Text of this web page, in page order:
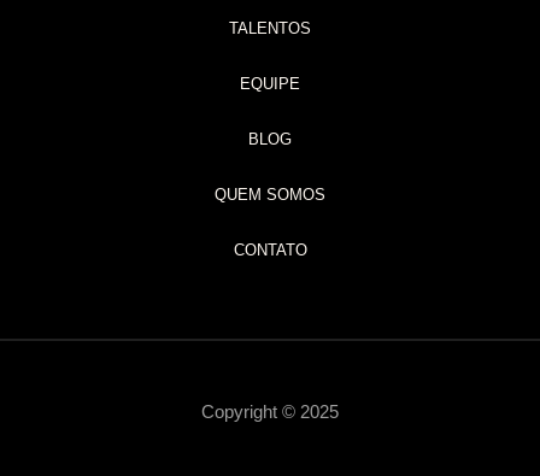
TALENTOS
EQUIPE
BLOG
QUEM SOMOS
CONTATO
Copyright © 2025